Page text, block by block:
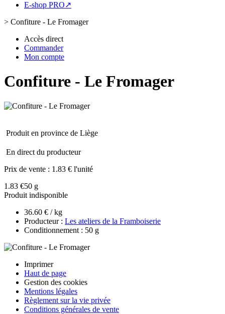
E-shop PRO↗
> Confiture - Le Fromager
Accès direct
Commander
Mon compte
Confiture - Le Fromager
Produit en province de Liège
En direct du producteur
Prix de vente : 1.83 € l'unité
1.83 €50 g
Produit indisponible
36.60 € / kg
Producteur : Les ateliers de la Framboiserie
Conditionnement : 50 g
Imprimer
Haut de page
Gestion des cookies
Mentions légales
Règlement sur la vie privée
Conditions générales de vente